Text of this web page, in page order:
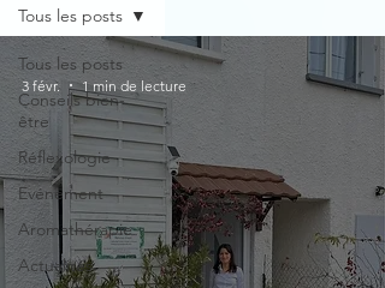
Tous les posts
Conseils bien-
être
Réflexologie
Evénement
Aromathérapie
Actualités
Tous les posts
3 févr. 1 min de lecture